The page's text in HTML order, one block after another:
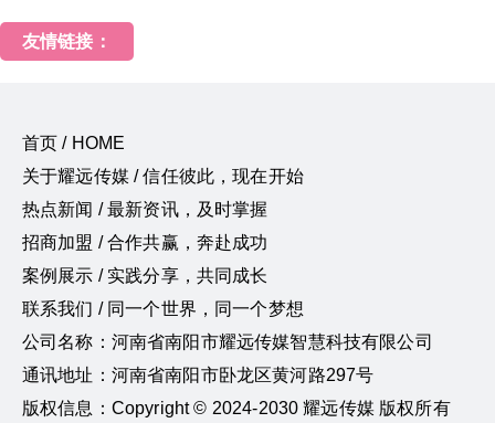
友情链接：
首页 / HOME
关于耀远传媒 / 信任彼此，现在开始
热点新闻 / 最新资讯，及时掌握
招商加盟 / 合作共赢，奔赴成功
案例展示 / 实践分享，共同成长
联系我们 / 同一个世界，同一个梦想
公司名称：河南省南阳市耀远传媒智慧科技有限公司
通讯地址：河南省南阳市卧龙区黄河路297号
版权信息：Copyright © 2024-2030 耀远传媒 版权所有